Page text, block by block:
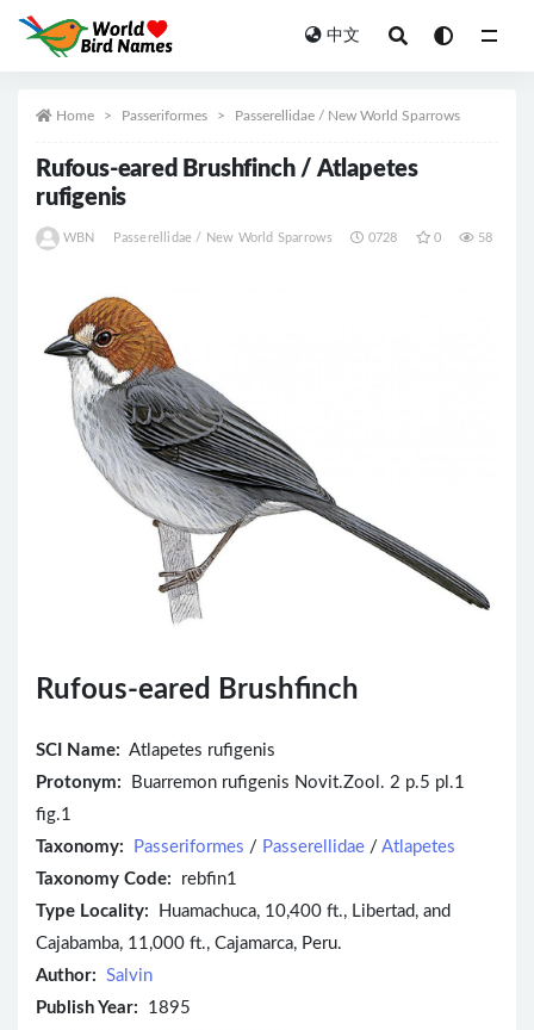
中文
Home Passeriformes Passerellidae / New World Sparrows
Rufous-eared Brushfinch / Atlapetes
rufigenis
WBN Passerellidae / New World Sparrows 0728 0 58
Rufous-eared Brushfinch
SCI Name: Atlapetes rufigenis
Protonym: Buarremon rufigenis Novit.Zool. 2 p.5 pl.1
fig.1
Taxonomy:
Passeriformes / Passerellidae / Atlapetes
Taxonomy Code: rebfin1
Type Locality: Huamachuca, 10,400 ft., Libertad, and
Cajabamba, 11,000 ft., Cajamarca, Peru.
Author: Salvin
Publish Year: 1895